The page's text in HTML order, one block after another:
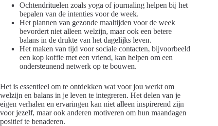
Ochtendrituelen zoals yoga of journaling helpen bij het
bepalen van de intenties voor de week.
Het plannen van gezonde maaltijden voor de week
bevordert niet alleen welzijn, maar ook een betere
balans in de drukte van het dagelijks leven.
Het maken van tijd voor sociale contacten, bijvoorbeeld
een kop koffie met een vriend, kan helpen om een
ondersteunend netwerk op te bouwen.
Het is essentieel om te ontdekken wat voor jou werkt om
welzijn en balans in je leven te integreren. Het delen van je
eigen verhalen en ervaringen kan niet alleen inspirerend zijn
voor jezelf, maar ook anderen motiveren om hun maandagen
positief te benaderen.